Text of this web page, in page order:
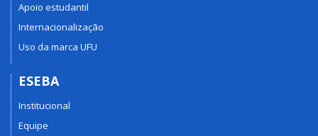
Apoio estudantil
Internacionalização
Uso da marca UFU
ESEBA
Institucional
Equipe